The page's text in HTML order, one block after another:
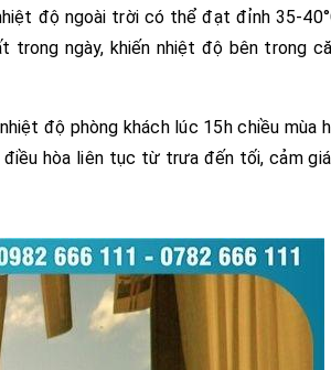
độ ngoài trời có thể đạt đỉnh 35-
trong ngày, khiến nhiệt độ bên trong
độ phòng khách lúc 15h chiều mùa
điều hòa liên tục từ trưa đến tối, cảm